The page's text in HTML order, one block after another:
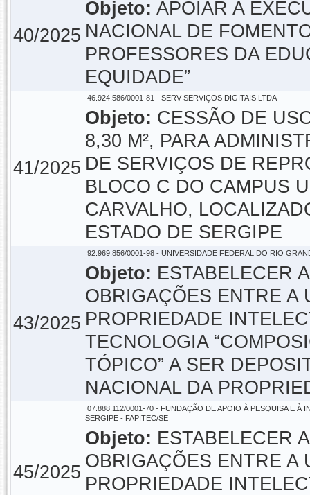
40/2025
Objeto: APOIAR A
NACIONAL DE
PROFESSORES DA
EQUIDADE”
41/2025
46.924.586/0001-81 - SERV SERVIÇOS DIGITAIS LTDA
Objeto: CESSÃO DE
8,30 M², PARA
DE SERVIÇOS DE
BLOCO C DO CAMPUS
CARVALHO,
ESTADO DE SERGIPE
43/2025
92.969.856/0001-98 - UNIVERSIDADE FEDERAL DO RIO
Objeto: ESTABELECER
OBRIGAÇÕES ENTRE A
PROPRIEDADE
TECNOLOGIA
TÓPICO” A SER
NACIONAL DA
45/2025
07.888.112/0001-70 - FUNDAÇÃO DE APOIO À PESQUISA E À
SERGIPE - FAPITEC/SE
Objeto: ESTABELECER
OBRIGAÇÕES ENTRE A
PROPRIEDADE